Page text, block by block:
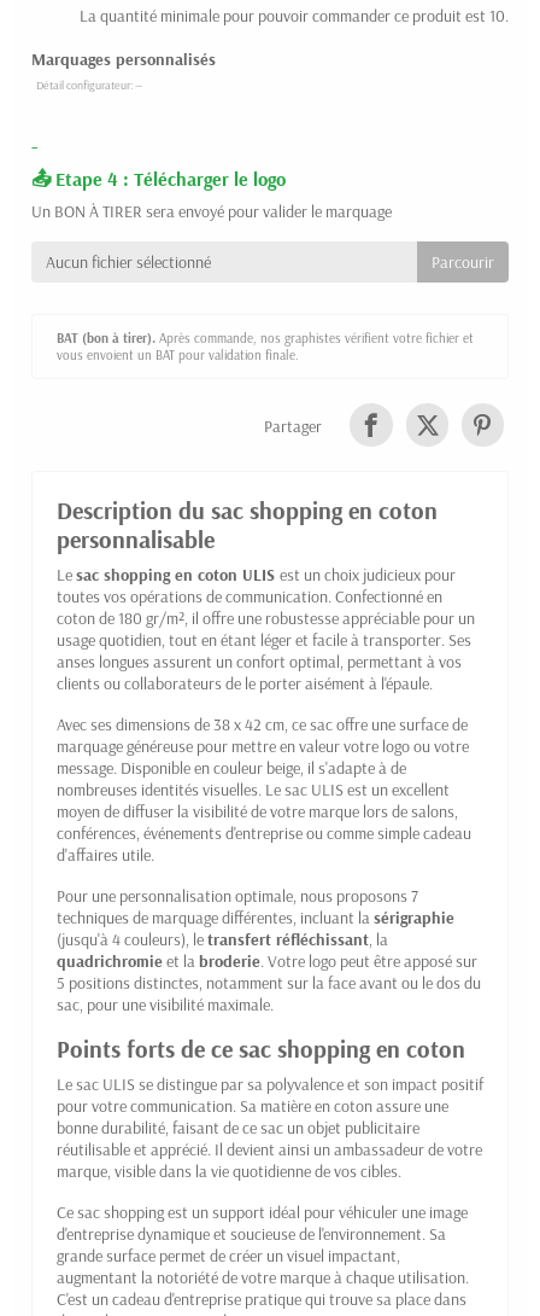
La quantité minimale pour pouvoir commander ce produit est 10.
Marquages personnalisés
-
Etape 4 : Télécharger le logo
Un BON À TIRER sera envoyé pour valider le marquage
Aucun fichier sélectionné
BAT (bon à tirer). Après commande, nos graphistes vérifient votre fichier et
vous envoient un BAT pour validation finale.
Partager
Description du sac shopping en coton
personnalisable
Lesac shopping en coton ULIS est un choix judicieux pour
toutes vos opérations de communication. Confectionné en
coton de 180 gr/m², il offre une robustesse appréciable pour un
usage quotidien, tout en étant léger et facile à transporter. Ses
anses longues assurent un confort optimal, permettant à vos
clients ou collaborateurs de le porter aisément à l'épaule.
Avec ses dimensions de 38 x 42 cm, ce sac offre une surface de
marquage généreuse pour mettre en valeur votre logo ou votre
message. Disponible en couleur beige, il s'adapte à de
nombreuses identités visuelles. Le sac ULIS est un excellent
moyen de diffuser la visibilité de votre marque lors de salons,
conférences, événements d'entreprise ou comme simple cadeau
d'affaires utile.
Pour une personnalisation optimale, nous proposons 7
techniques de marquage différentes, incluant la sérigraphie
(jusqu'à 4 couleurs), letransfert réfléchissant , la
quadrichromieet la broderie . Votre logo peut être apposé sur
5 positions distinctes, notamment sur la face avant ou le dos du
sac, pour une visibilité maximale.
Points forts de ce sac shopping en coton
Le sac ULIS se distingue par sa polyvalence et son impact positif
pour votre communication. Sa matière en coton assure une
bonne durabilité, faisant de ce sac un objet publicitaire
réutilisable et apprécié. Il devient ainsi un ambassadeur de votre
marque, visible dans la vie quotidienne de vos cibles.
Ce sac shopping est un support idéal pour véhiculer une image
d'entreprise dynamique et soucieuse de l'environnement. Sa
grande surface permet de créer un visuel impactant,
augmentant la notoriété de votre marque à chaque utilisation.
C'est un cadeau d'entreprise pratique qui trouve sa place dans